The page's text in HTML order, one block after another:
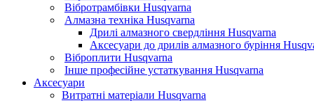
Вібротрамбівки Husqvarna
Алмазна техніка Husqvarna
Дрилі алмазного свердління Husqvarna
Аксесуари до дрилів алмазного буріння
Віброплити Husqvarna
Інше професійне устаткування Husqvarna
Аксесуари
Витратні матеріали Husqvarna